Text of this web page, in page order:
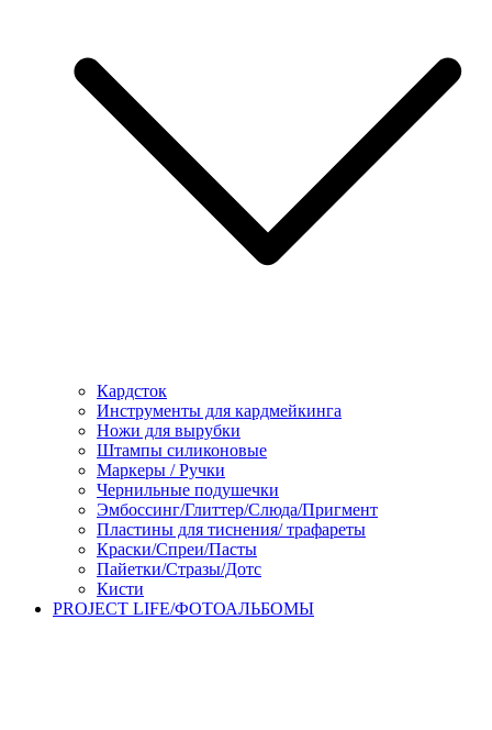
Кардсток
Инструменты для кардмейкинга
Ножи для вырубки
Штампы силиконовые
Маркеры / Ручки
Чернильные подушечки
Эмбоссинг/Глиттер/Слюда/Пригмент
Пластины для тиснения/ трафареты
Краски/Спреи/Пасты
Пайетки/Стразы/Дотс
Кисти
PROJECT LIFE/ФОТОАЛЬБОМЫ